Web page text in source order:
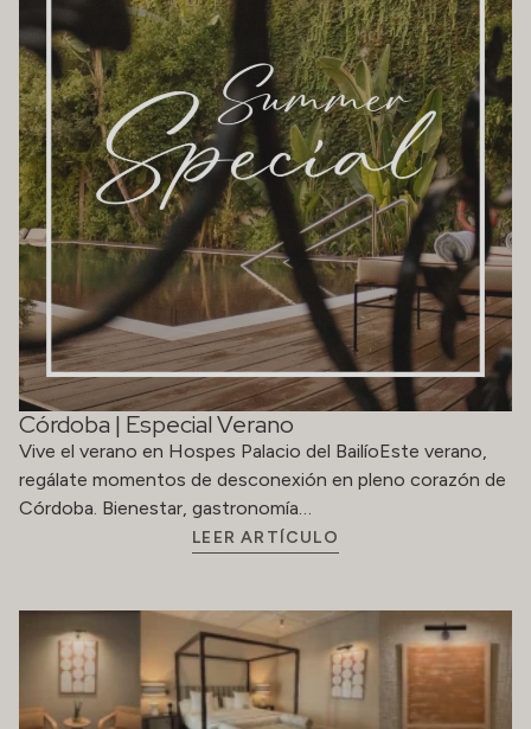
Córdoba | Especial Verano
Vive el verano en Hospes Palacio del BailíoEste verano,
regálate momentos de desconexión en pleno corazón de
Córdoba. Bienestar, gastronomía…
LEER ARTÍCULO